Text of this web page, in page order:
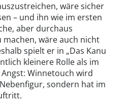
wäre sicher
– und ihn wie im ersten
aber durchaus
machen, wäre auch nicht
spielt er in „Das Kanu
kleinere Rolle als im
Winnetouch wird
sondern hat im